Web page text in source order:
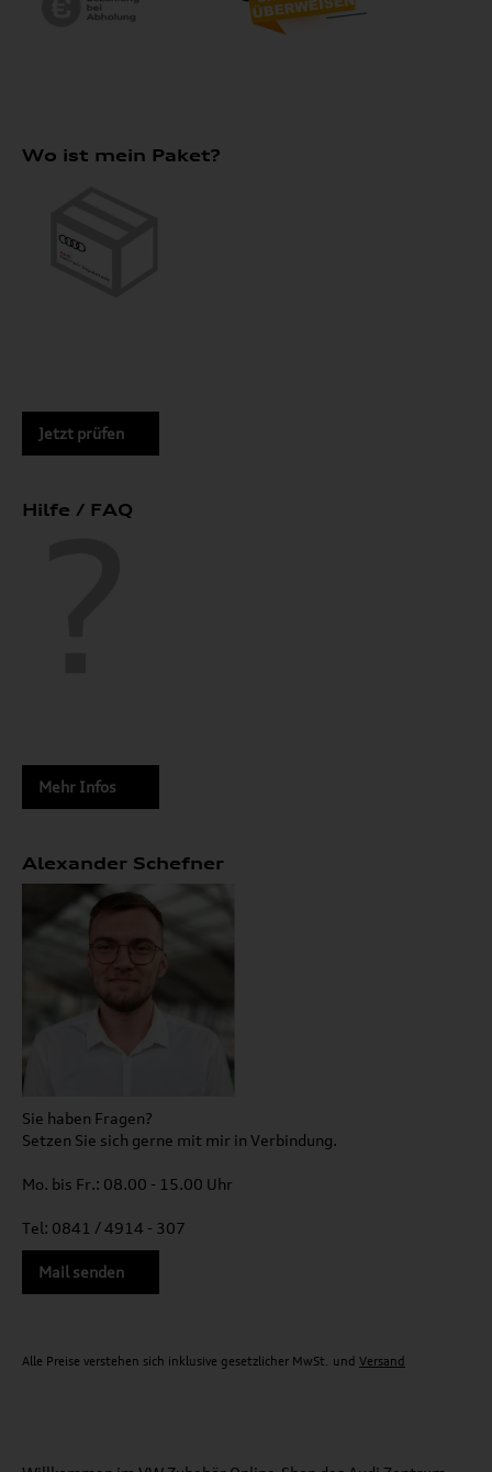
Wo ist mein Paket?
Jetzt prüfen
Hilfe / FAQ
Mehr Infos
Alexander Schefner
Sie haben Fragen?
Setzen Sie sich gerne mit mir in Verbindung.
Mo. bis Fr.: 08.00 - 15.00 Uhr
Tel: 0841 / 4914 - 307
Mail senden
Alle Preise verstehen sich inklusive gesetzlicher MwSt. und Versand